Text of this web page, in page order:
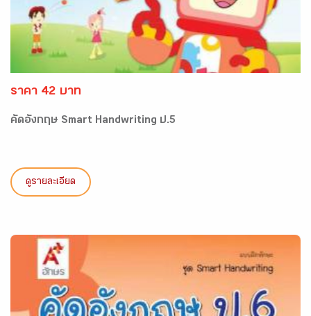
ราคา 42 บาท
คัดอังกฤษ Smart Handwriting ป.5
ดูรายละเอียด